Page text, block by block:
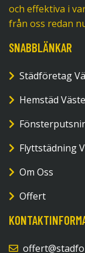
och effektiva i
från oss redan
SNABBLÄNKAR
Städföretag
Hemstäd
Flyttstädning
Om Oss
Offert